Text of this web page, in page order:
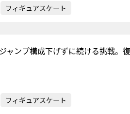
フィギュアスケート
ャンプ構成下げずに続ける挑戦。
フィギュアスケート